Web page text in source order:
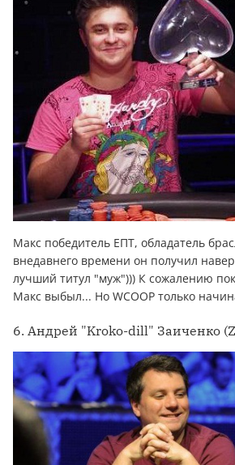
Макс победитель ЕПТ, обладатель
внедавнего времени он получил
лучший титул "муж"))) К сожалению
Макс выбыл... Но WCOOP только
6. Андрей "Kroko-dill" Заиченко